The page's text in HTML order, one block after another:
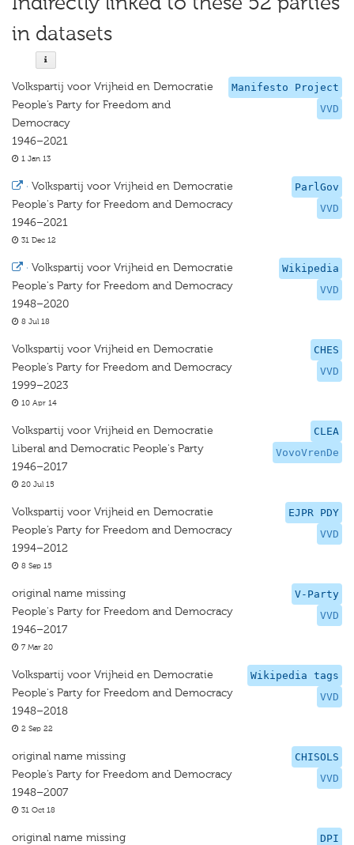
in datasets
Manifesto Project
VVD
Volkspartij voor Vrijheid en Democratie
People’s Party for Freedom and
Democracy
1946–2021
1 Jan 13
ParlGov
VVD
· Volkspartij voor Vrijheid en Democratie
People's Party for Freedom and Democracy
1946–2021
31 Dec 12
Wikipedia
VVD
· Volkspartij voor Vrijheid en Democratie
People's Party for Freedom and Democracy
1948–2020
8 Jul 18
CHES
VVD
Volkspartij voor Vrijheid en Democratie
People’s Party for Freedom and Democracy
1999–2023
10 Apr 14
CLEA
VovoVrenDe
Volkspartij voor Vrijheid en Democratie
Liberal and Democratic People's Party
1946–2017
20 Jul 15
EJPR PDY
VVD
Volkspartij voor Vrijheid en Democratie
People’s Party for Freedom and Democracy
1994–2012
8 Sep 15
V-Party
VVD
original name missing
People's Party for Freedom and Democracy
1946–2017
7 Mar 20
Wikipedia tags
VVD
Volkspartij voor Vrijheid en Democratie
People's Party for Freedom and Democracy
1948–2018
2 Sep 22
CHISOLS
VVD
original name missing
People’s Party for Freedom and Democracy
1948–2007
31 Oct 18
DPI
original name missing